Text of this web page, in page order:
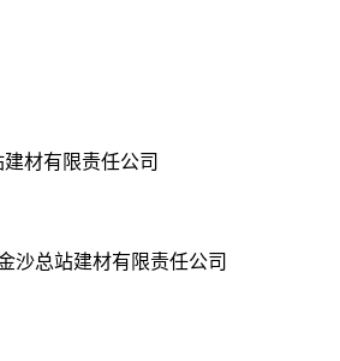
沙总站建材有限责任公司